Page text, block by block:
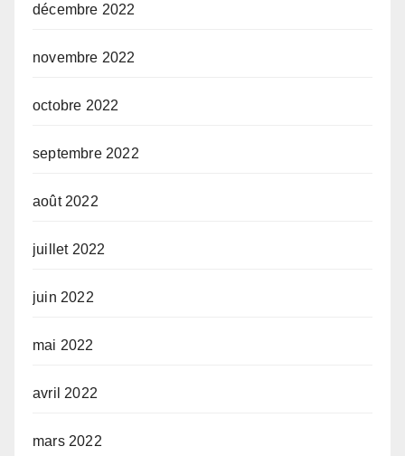
décembre 2022
novembre 2022
octobre 2022
septembre 2022
août 2022
juillet 2022
juin 2022
mai 2022
avril 2022
mars 2022